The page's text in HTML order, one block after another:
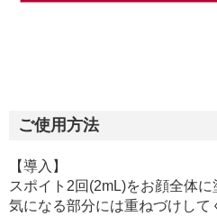
ご使用方法
【導入】
スポイト2回(2mL)をお顔全体に
気になる部分には重ねづけして